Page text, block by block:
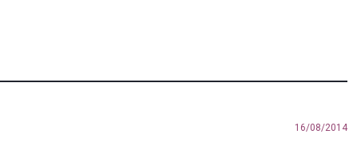
16/08/2014